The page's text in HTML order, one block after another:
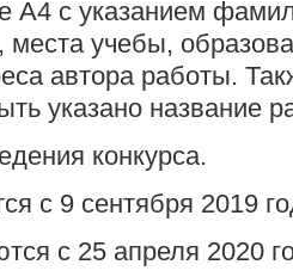
А4 с указанием
места учебы,
автора работы.
указано название
конкурса.
с 9 сентября 2019
с 25 апреля 2020